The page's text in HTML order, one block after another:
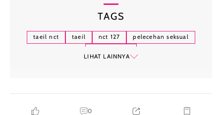
TAGS
taeil nct taeil nct 127
pelecehan seksual
LIHAT LAINNYA
0